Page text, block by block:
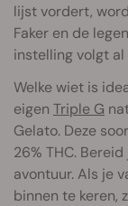
lijst vordert,
Faker en de
instelling volgt al
Welke wiet is
eigen Triple G
Gelato. Deze
26% THC.
avontuur. Als je
binnen te keren,